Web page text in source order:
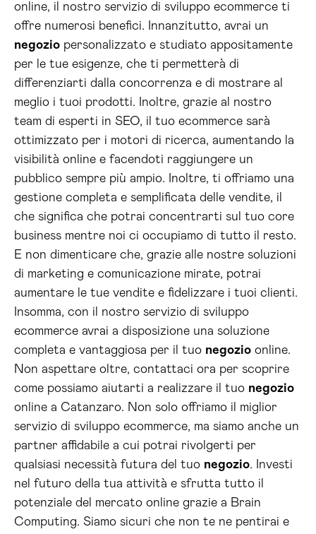
online, il nostro servizio di sviluppo ecommerce ti
offre numerosi benefici. Innanzitutto, avrai un
negozio personalizzato e studiato appositamente
per le tue esigenze, che ti permetterà di
differenziarti dalla concorrenza e di mostrare al
meglio i tuoi prodotti. Inoltre, grazie al nostro
team di esperti in SEO, il tuo ecommerce sarà
ottimizzato per i motori di ricerca, aumentando la
visibilità online e facendoti raggiungere un
pubblico sempre più ampio. Inoltre, ti offriamo una
gestione completa e semplificata delle vendite, il
che significa che potrai concentrarti sul tuo core
business mentre noi ci occupiamo di tutto il resto.
E non dimenticare che, grazie alle nostre soluzioni
di marketing e comunicazione mirate, potrai
aumentare le tue vendite e fidelizzare i tuoi clienti.
Insomma, con il nostro servizio di sviluppo
ecommerce avrai a disposizione una soluzione
completa e vantaggiosa per il tuo negozio online.
Non aspettare oltre, contattaci ora per scoprire
come possiamo aiutarti a realizzare il tuo negozio
online a Catanzaro. Non solo offriamo il miglior
servizio di sviluppo ecommerce, ma siamo anche un
partner affidabile a cui potrai rivolgerti per
qualsiasi necessità futura del tuo negozio. Investi
nel futuro della tua attività e sfrutta tutto il
potenziale del mercato online grazie a Brain
Computing. Siamo sicuri che non te ne pentirai e